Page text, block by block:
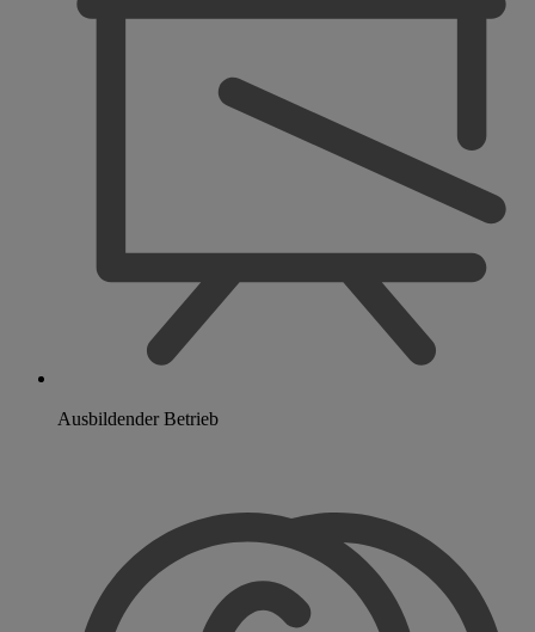
Ausbildender Betrieb